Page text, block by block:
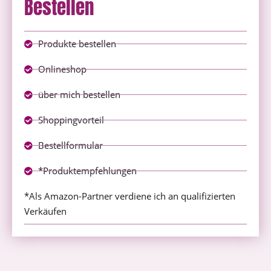
Bestellen
Produkte bestellen
Onlineshop
über mich bestellen
Shoppingvorteil
Bestellformular
*Produktempfehlungen
*Als Amazon-Partner verdiene ich an qualifizierten
Verkäufen